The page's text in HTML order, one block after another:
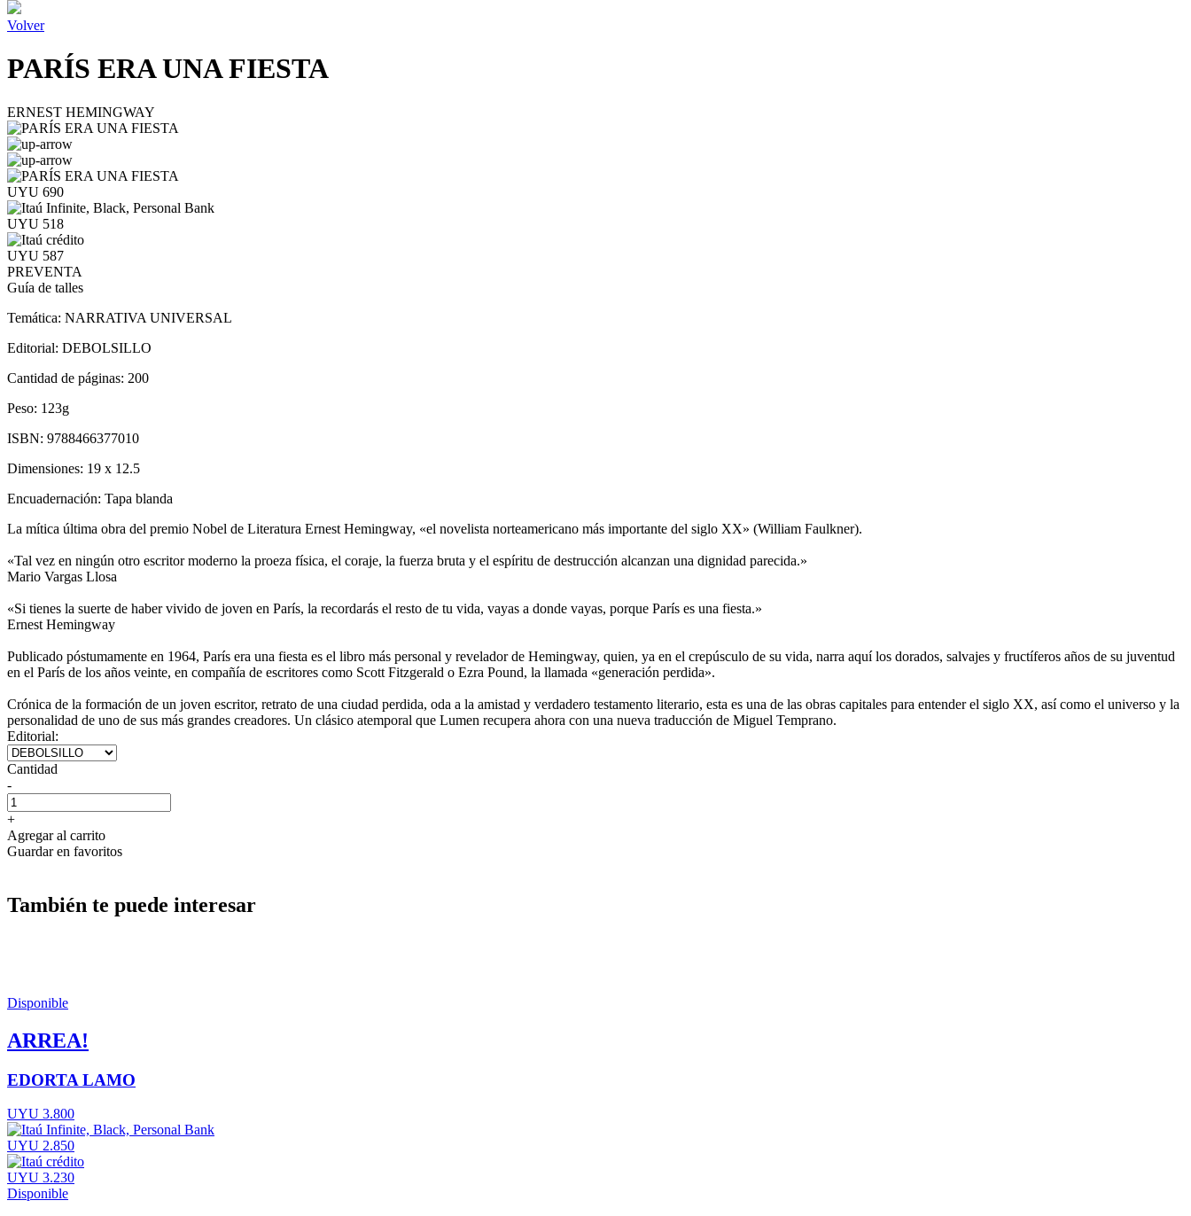
Volver
PARÍS ERA UNA FIESTA
ERNEST HEMINGWAY
UYU 690
UYU 518
UYU 587
PREVENTA
Guía de talles
Temática: NARRATIVA UNIVERSAL
Editorial: DEBOLSILLO
Cantidad de páginas: 200
Peso: 123g
ISBN: 9788466377010
Dimensiones: 19 x 12.5
Encuadernación: Tapa blanda
La mítica última obra del premio Nobel de Literatura Ernest Hemingway, «el novelista norteamericano más importante del siglo XX» (William Faulkner).
«Tal vez en ningún otro escritor moderno la proeza física, el coraje, la fuerza bruta y el espíritu de destrucción alcanzan una dignidad parecida.»
Mario Vargas Llosa
«Si tienes la suerte de haber vivido de joven en París, la recordarás el resto de tu vida, vayas a donde vayas, porque París es una fiesta.»
Ernest Hemingway
Publicado póstumamente en 1964, París era una fiesta es el libro más personal y revelador de Hemingway, quien, ya en el crepúsculo de su vida, narra aquí los dorados, salvajes y fructíferos años de su juventud
en el París de los años veinte, en compañía de escritores como Scott Fitzgerald o Ezra Pound, la llamada «generación perdida».
Crónica de la formación de un joven escritor, retrato de una ciudad perdida, oda a la amistad y verdadero testamento literario, esta es una de las obras capitales para entender el siglo XX, así como el universo y la
personalidad de uno de sus más grandes creadores. Un clásico atemporal que Lumen recupera ahora con una nueva traducción de Miguel Temprano.
Editorial:
Cantidad
-
+
Agregar al carrito
Guardar en favoritos
También te puede interesar
Disponible
ARREA!
EDORTA LAMO
UYU 3.800
UYU 2.850
UYU 3.230
Disponible